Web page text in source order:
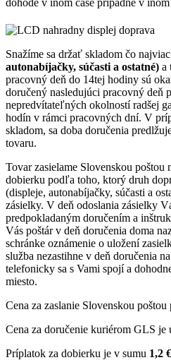
Snažíme sa držať skladom čo
autonabíjačky, súčasti a ostatné) a
pracovný deň do 14tej hodiny sú
doručený nasledujúci pracovný deň
nepredvítateľných okolností radšej
hodín v rámci pracovných dní. V
skladom, sa doba doručenia
tovaru.
Tovar zasielame Slovenskou
dobierku podľa toho, ktorý druh
(displeje, autonabíjačky, súčasti a
zásielky. V deň odoslania zásielky
predpokladaným doručením a
Vás poštár v deň doručenia doma
schránke oznámenie o uložení
služba nezastihne v deň doručenia
telefonicky sa s Vami spojí a
miesto.
Cena za zaslanie Slovenskou
Cena za doručenie kuriérom GLS je
Príplatok za dobierku je v sumu 1,2 €